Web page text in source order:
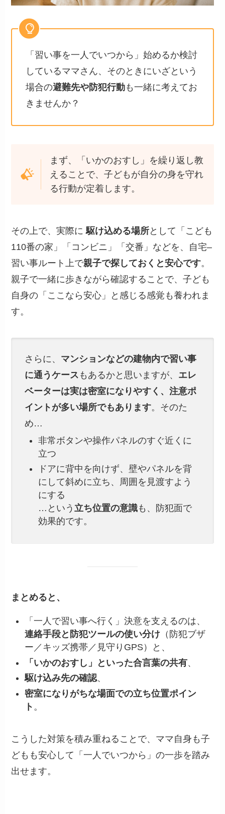
「習い事を一人でいつから」始めるか検討
しているママさん、そのときにいざという
場合の避難先や防犯行動も一緒に考えてお
きませんか？
まず、「いかのおすし」を繰り返し教
えることで、子どもが自分の身を守れ
る行動が定着します。
その上で、実際に駆け込める場所として「こども
110番の家」「コンビニ」「交番」などを、自宅–
習い事ルート上で親子で探しておくと安心です。
親子で一緒に歩きながら確認することで、子ども
自身の「ここなら安心」と感じる感覚も養われま
す。
さらに、 マンションなどの建物内で習い事
に通うケース もあるかと思いますが、 エレ
ベーターは実は密室になりやすく、注意ポ
イントが多い場所でもあります。そのた
め…
非常ボタンや操作パネルのすぐ近くに
立つ
ドアに背中を向けず、壁やパネルを背
にして斜めに立ち、周囲を見渡すよう
にする
…という立ち位置の意識も、防犯面で
効果的です。
まとめると、
「一人で習い事へ行く」決意を支えるのは、
連絡手段と防犯ツールの使い分け （防犯ブザ
ー／キッズ携帯／見守りGPS）と、
「いかのおすし」といった合言葉の共有、
駆け込み先の確認、
密室になりがちな場面での立ち位置ポイン
ト 。
こうした対策を積み重ねることで、ママ自身も子
どもも安心して「一人でいつから」の一歩を踏み
出せます。